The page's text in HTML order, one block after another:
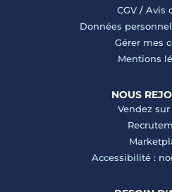
CGV/ Avis
Données
Gérer mes
Mentions
NOUS
Vendez sur
Accessibilité :